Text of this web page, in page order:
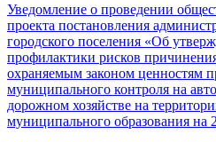
Уведомление о проведении
проекта постановления
городского поселения «Об
профилактики рисков
охраняемым законом ценностям
муниципального контроля на
дорожном хозяйстве на
муниципального образования на